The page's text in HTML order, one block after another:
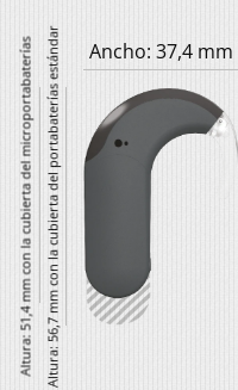
Ancho: 37,4 mm
Altura: 56,7 mm con la cubierta del portabaterías estándar
Altura: 51,4 mm con la cubierta del microportabaterías